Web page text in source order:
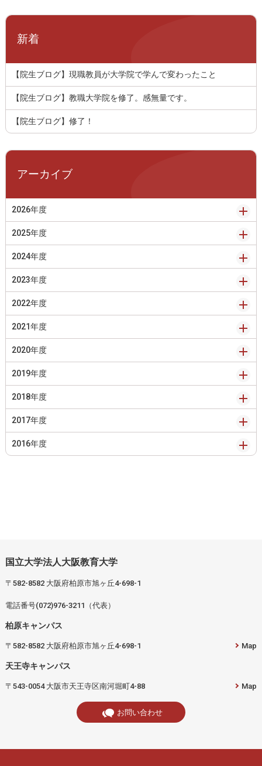
新着
【院生ブログ】現職教員が大学院で学んで変わったこと
【院生ブログ】教職大学院を修了。感無量です。
【院生ブログ】修了！
アーカイブ
2026年度
2025年度
2024年度
2023年度
2022年度
2021年度
2020年度
2019年度
2018年度
2017年度
2016年度
国立大学法人大阪教育大学
〒582-8582 大阪府柏原市旭ヶ丘4-698-1
電話番号(072)976-3211（代表）
柏原キャンパス
〒582-8582 大阪府柏原市旭ヶ丘4-698-1 Map
天王寺キャンパス
〒543-0054 大阪市天王寺区南河堀町4-88 Map
お問い合わせ